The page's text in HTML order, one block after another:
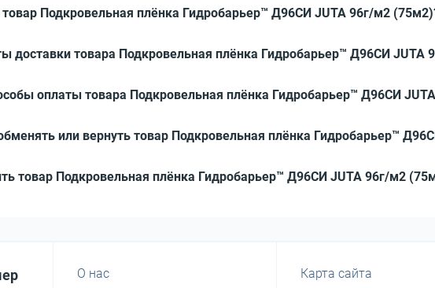
товар Подкровельная плёнка Гидробарьер™ Д96СИ JUTA 96г/м2
доставки товара Подкровельная плёнка Гидробарьер™ Д96СИ JUTA
оплаты товара Подкровельная плёнка Гидробарьер™ Д96СИ
или вернуть товар Подкровельная плёнка Гидробарьер™
товар Подкровельная плёнка Гидробарьер™ Д96СИ JUTA 96г/м2
О нас
Карта сайта